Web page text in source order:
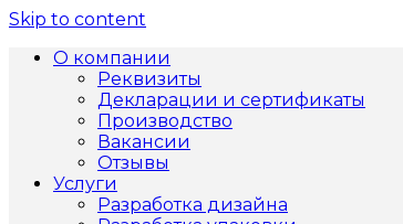
Skip to content
О компании
Реквизиты
Декларации и сертификаты
Производство
Вакансии
Отзывы
Услуги
Разработка дизайна